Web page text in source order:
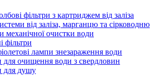
фільтри з картриджем від заліза
від заліза, марганцю та сірководню
механічної очистки води
фільтри
лампи знезараження води
для очищення води з свердловин
для душу